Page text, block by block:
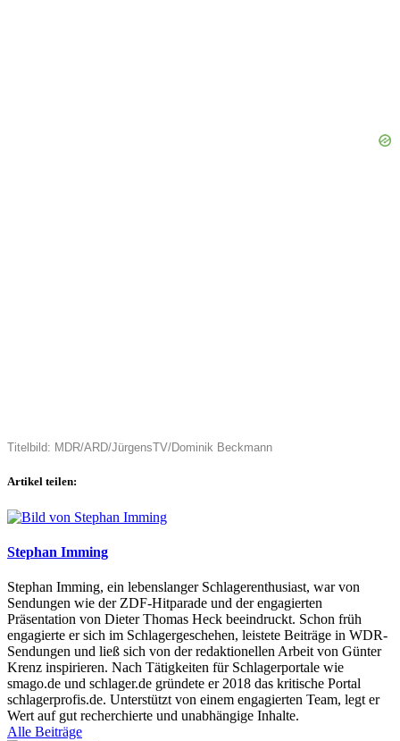
Titelbild: MDR/ARD/JürgensTV/Dominik Beckmann
Artikel teilen:
Stephan Imming
Stephan Imming, ein lebenslanger Schlagerenthusiast, war von
Sendungen wie der ZDF-Hitparade und der engagierten
Präsentation von Dieter Thomas Heck beeindruckt. Schon früh
engagierte er sich im Schlagergeschehen, leistete Beiträge in WDR-
Sendungen und ließ sich von der redaktionellen Arbeit von Günter
Krenz inspirieren. Nach Tätigkeiten für Schlagerportale wie
smago.de und schlager.de gründete er 2018 das kritische Portal
schlagerprofis.de. Unterstützt von einem engagierten Team, legt er
Wert auf gut recherchierte und unabhängige Inhalte.
Alle Beiträge